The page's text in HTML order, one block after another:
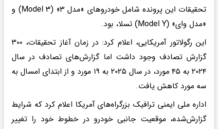
تحقیقات این پرونده شامل خودروهای «مدل ۳» (۳ Model) و
«مدل وای» (Model Y) تسلا، بود.
این رگولاتور آمریکایی، اعلام کرد: در زمان آغاز تحقیقات، ۳۰۰
گزارش تصادف وجود داشت اما گزارش‌های تصادف در سال
۲۰۲۴ به ۴۵ مورد، در سال ۲۰۲۵ به ۱۹ مورد و از ابتدای امسال به
سه مورد کاهش یافت.
اداره ملی ایمنی ترافیک بزرگراه‌های آمریکا اعلام کرد که شرایط
گزارش‌شده، موقعیت جانبی خودرو در خطوط خود را تغییر